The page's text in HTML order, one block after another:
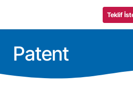
Teklif
Patent